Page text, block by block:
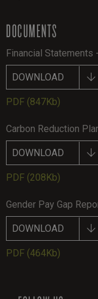
DOCUMENTS
Financial Statements
DOWNLOAD
PDF (847Kb)
Carbon Reduction
DOWNLOAD
PDF (208Kb)
Gender Pay Gap
DOWNLOAD
PDF (464Kb)